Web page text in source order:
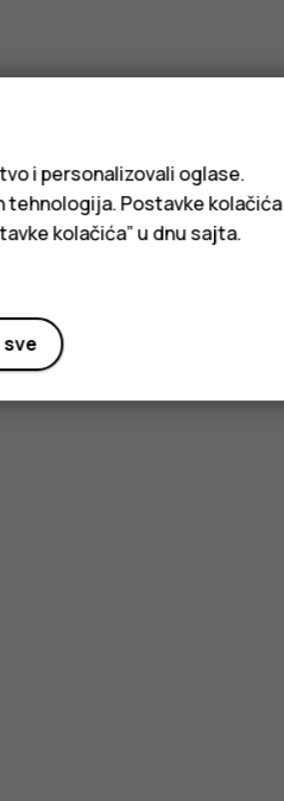
i personalizovali oglase.
tehnologija. Postavke kolačića
kolačića” u dnu sajta.